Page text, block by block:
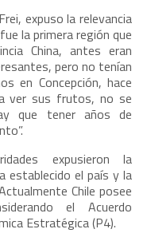
expuso la relevancia
la primera región que
China, antes eran
pero no tenían
en Concepción, hace
ver sus frutos, no se
que tener años de
expusieron la
establecido el país y la
Chile posee
el Acuerdo
Estratégica (P4).